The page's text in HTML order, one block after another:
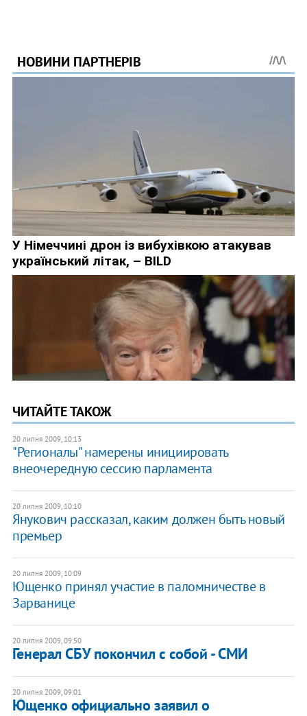
ЧИТАЙТЕ ТАКОЖ
20 липня 2009, 10:13
"Регионалы" намерены инициировать
внеочередную сессию парламента
20 липня 2009, 10:10
Янукович рассказал, каким должен быть новый
премьер
20 липня 2009, 10:09
Ющенко принял участие в паломничестве в
Зарванице
20 липня 2009, 09:50
Генерал СБУ покончил с собой - СМИ
20 липня 2009, 09:01
Ющенко официально заявил о